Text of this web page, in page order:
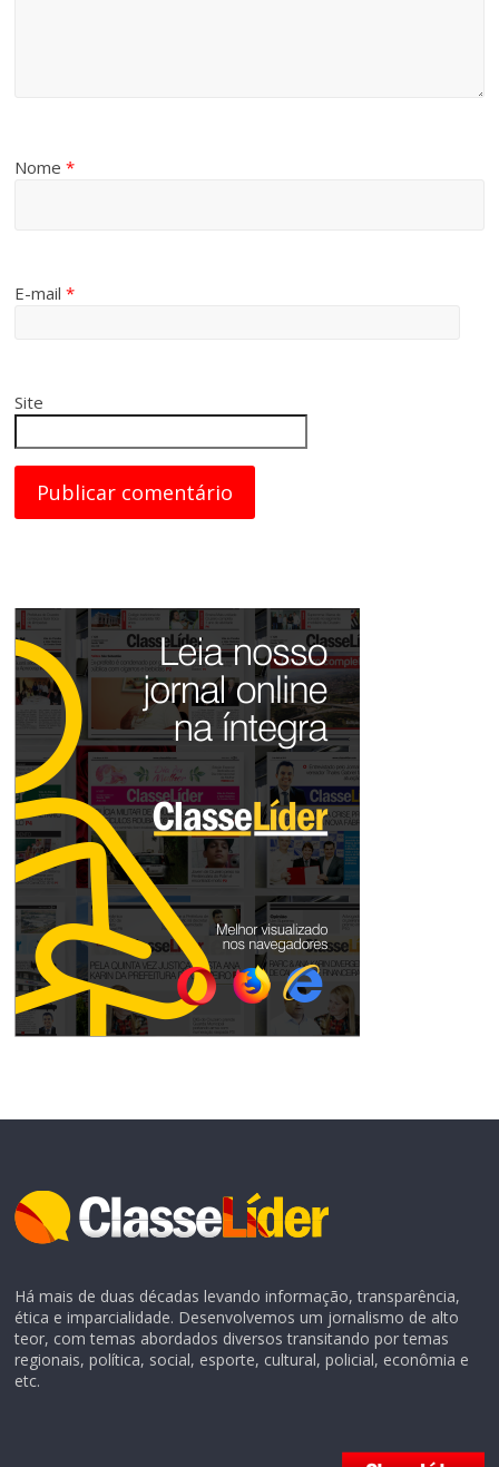
Nome*
E-mail*
Site
Há mais de duas décadas levando informação, transparência,
ética e imparcialidade. Desenvolvemos um jornalismo de alto
teor, com temas abordados diversos transitando por temas
regionais, política, social, esporte, cultural, policial, econômia e
etc.